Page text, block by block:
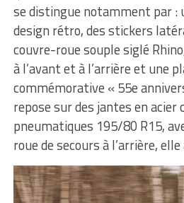
se distingue notamment par :
design rétro, des stickers
couvre-roue souple siglé
à l’avant et à l’arrière et une
commémorative « 55e
repose sur des jantes en acier
pneumatiques 195/80 R15,
roue de secours à l’arrière,